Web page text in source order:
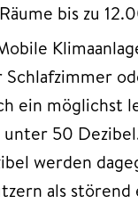
bis zu
Schlafzimmer
ein möglichst
50
werden
als störend